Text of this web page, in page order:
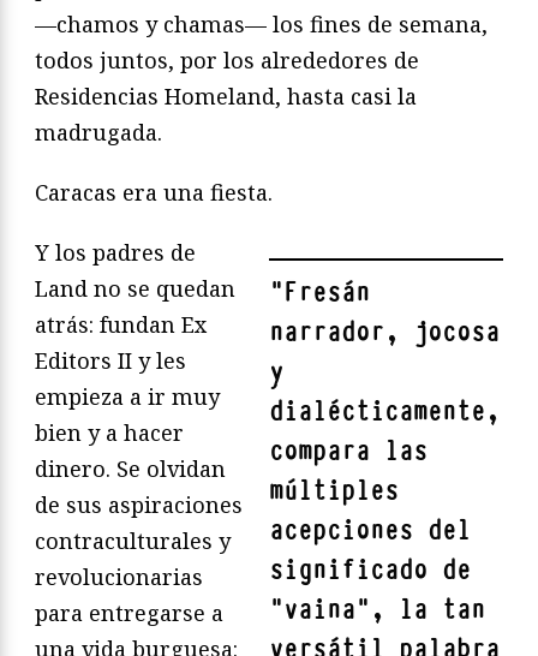
—chamos y chamas— los fines de semana,
todos juntos, por los alrededores de
Residencias Homeland, hasta casi la
madrugada.
Caracas era una fiesta.
"Fresán
narrador, jocosa
y
dialécticamente,
compara las
múltiples
acepciones del
significado de
“vaina”, la tan
Y los padres de
Land no se quedan
atrás: fundan Ex
Editors II y les
empieza a ir muy
bien y a hacer
dinero. Se olvidan
de sus aspiraciones
contraculturales y
revolucionarias
para entregarse a
una vida burguesa: